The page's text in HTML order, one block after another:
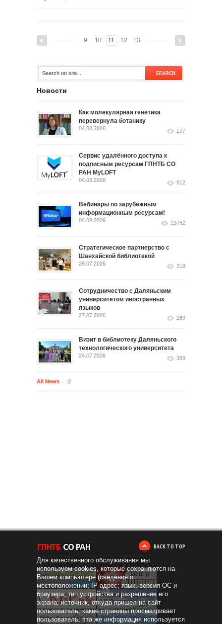
9 10 11 12 13
Новости
Как молекулярная генетика
перевернула ботанику
04.08.2026 177
Сервис удалённого доступа к
подписным ресурсам ГПНТБ СО
РАН MyLOFT
04.08.2026 812
Вебинары по зарубежным
информационным ресурсам!
04.08.2026 19762
Стратегическое партнерство с
Шанхайской библиотекой
28.07.2026 318
Сотрудничество с Даляньским
университетом иностранных
языков
27.07.2026 289
Визит в библиотеку Даляньского
технологического университета
24.07.2026 389
All News
BACK TO TOP
Для качественного обслуживания мы
используем cookies, которые сохраняются на
Вашем компьютере (сведения о
местоположении; IP-адрес; язык, версия ОС и
браузера; тип устройства и разрешение его
экрана; источник, откуда пришел на сайт
пользователь; какие страницы просматривает
пользователь; эта же информация используется